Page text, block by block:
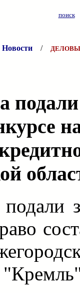
поиск
Новости /
подали